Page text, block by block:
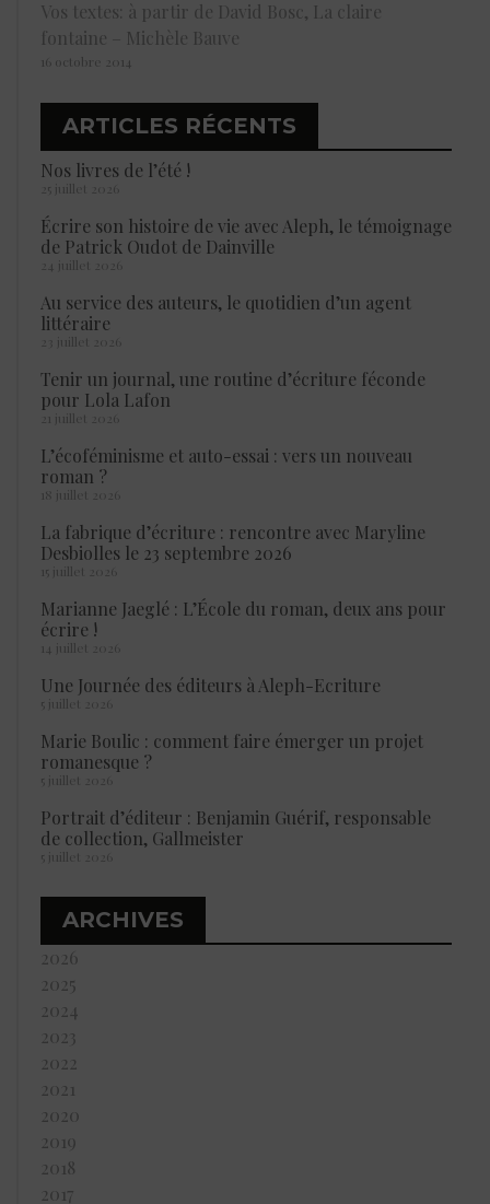
Vos textes: à partir de David Bosc, La claire
fontaine – Michèle Bauve
16 octobre 2014
ARTICLES RÉCENTS
Nos livres de l’été !
25 juillet 2026
Écrire son histoire de vie avec Aleph, le témoignage
de Patrick Oudot de Dainville
24 juillet 2026
Au service des auteurs, le quotidien d’un agent
littéraire
23 juillet 2026
Tenir un journal, une routine d’écriture féconde
pour Lola Lafon
21 juillet 2026
L’écoféminisme et auto-essai : vers un nouveau
roman ?
18 juillet 2026
La fabrique d’écriture : rencontre avec Maryline
Desbiolles le 23 septembre 2026
15 juillet 2026
Marianne Jaeglé : L’École du roman, deux ans pour
écrire !
14 juillet 2026
Une Journée des éditeurs à Aleph-Ecriture
5 juillet 2026
Marie Boulic : comment faire émerger un projet
romanesque ?
5 juillet 2026
Portrait d’éditeur : Benjamin Guérif, responsable
de collection, Gallmeister
5 juillet 2026
ARCHIVES
2026
2025
2024
2023
2022
2021
2020
2019
2018
2017